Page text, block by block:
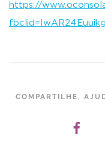
https://
COMPARTILHE,